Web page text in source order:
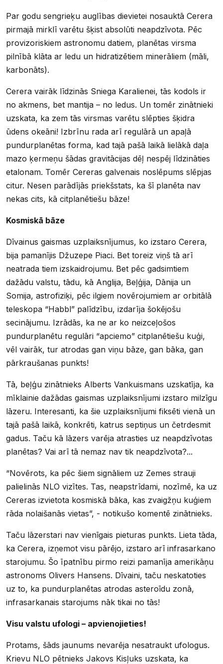
Par godu sengrieķu auglības dievietei nosauktā Cerera
pirmajā mirklī varētu šķist absolūti neapdzīvota. Pēc
provizoriskiem astronomu datiem, planētas virsma
pilnībā klāta ar ledu un hidratizētiem minerāliem (māli,
karbonāts).
Cerera vairāk līdzinās Sniega Karalienei, tās kodols ir
no akmens, bet mantija – no ledus. Un tomēr zinātnieki
uzskata, ka zem tās virsmas varētu slēpties šķidra
ūdens okeāni! Izbrīnu rada arī regulārā un apaļā
pundurplanētas forma, kad tajā pašā laikā lielākā daļa
mazo ķermeņu šādas gravitācijas dēļ nespēj līdzināties
etalonam. Tomēr Cereras galvenais noslēpums slēpjas
citur. Nesen parādījās priekšstats, ka šī planēta nav
nekas cits, kā citplanētiešu bāze!
Kosmiskā bāze
Dīvainus gaismas uzplaiksnījumus, ko izstaro Cerera,
bija pamanījis Džuzepe Piaci. Bet toreiz viņš tā arī
neatrada tiem izskaidrojumu. Bet pēc gadsimtiem
dažādu valstu, tādu, kā Anglija, Beļģija, Dānija un
Somija, astrofiziķi, pēc ilgiem novērojumiem ar orbitālā
teleskopa “Habbl” palīdzību, izdarīja šokējošu
secinājumu. Izrādās, ka ne ar ko neizceļošos
pundurplanētu regulāri “apciemo” citplanētiešu kuģi,
vēl vairāk, tur atrodas gan viņu bāze, gan bāka, gan
pārkraušanas punkts!
Tā, beļģu zinātnieks Alberts Vankuismans uzskatīja, ka
mīklainie dažādas gaismas uzplaiksnījumi izstaro milzīgu
lāzeru. Interesanti, ka šie uzplaiksnījumi fiksēti vienā un
tajā pašā laikā, konkrēti, katrus septiņus un četrdesmit
gadus. Taču kā lāzers varēja atrasties uz neapdzīvotas
planētas? Vai arī tā nemaz nav tik neapdzīvota?...
“Novērots, ka pēc šiem signāliem uz Zemes strauji
palielinās NLO vizītes. Tas, neapstrīdami, nozīmē, ka uz
Cereras izvietota kosmiskā bāka, kas zvaigžņu kuģiem
rāda nolaišanās vietas”, - notikušo komentē zinātnieks.
Taču lāzerstari nav vienīgais pieturas punkts. Lieta tāda,
ka Cerera, izņemot visu pārējo, izstaro arī infrasarkano
starojumu. Šo īpatnību pirmo reizi pamanīja amerikāņu
astronoms Olivers Hansens. Dīvaini, taču neskatoties
uz to, ka pundurplanētas atrodas asteroīdu zonā,
infrasarkanais starojums nāk tikai no tās!
Visu valstu ufologi – apvienojieties!
Protams, šāds jaunums nevarēja nesatraukt ufologus.
Krievu NLO pētnieks Jakovs Kisļuks uzskata, ka